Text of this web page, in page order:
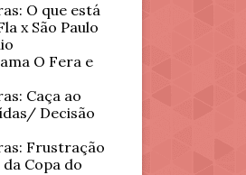
O que está
x São Paulo
O Fera e
Caça ao
Decisão
Frustração
Copa do